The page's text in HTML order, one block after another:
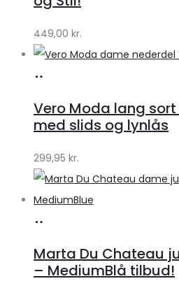
449,00 kr.
Klædeskabet.dk
Vero Moda lang
med slids og lynlås
299,95 kr.
Klædeskabet.dk
Marta Du Chateau
– MediumBlå tilbud!